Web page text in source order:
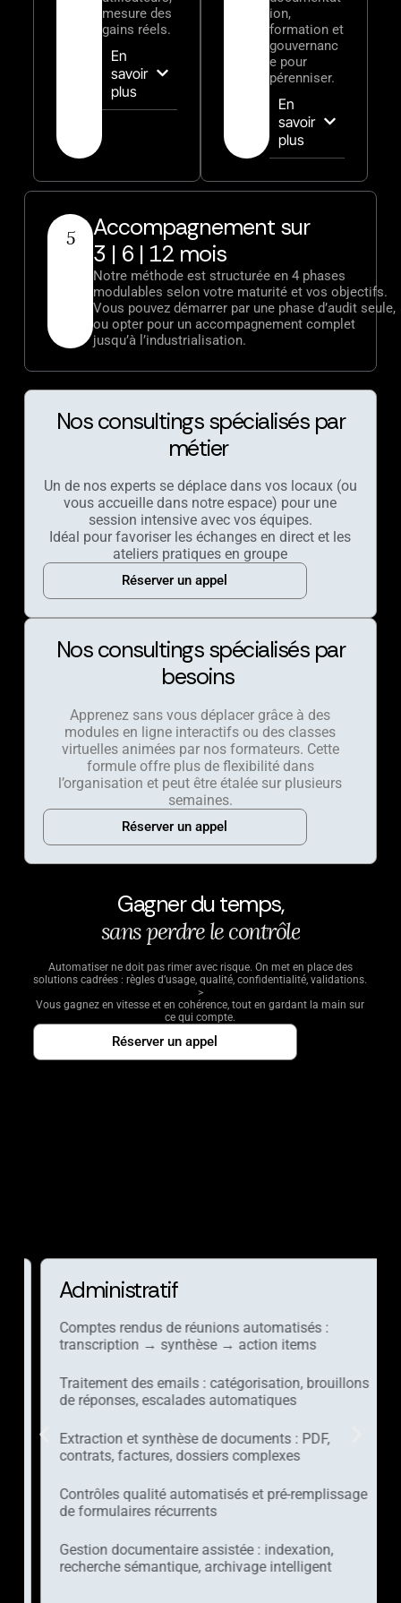
mesure des
gains réels.
En
savoir
plus
ion,
formation et
gouvernanc
e pour
pérenniser.
En
savoir
plus
5
Accompagnement sur
3 | 6 | 12 mois
Notre méthode est structurée en 4 phases
modulables selon votre maturité et vos objectifs.
Vous pouvez démarrer par une phase d’audit seule,
ou opter pour un accompagnement complet
jusqu’à l’industrialisation.
Nos consultings spécialisés par
métier
Un de nos experts se déplace dans vos locaux (ou
vous accueille dans notre espace) pour une
session intensive avec vos équipes.
Idéal pour favoriser les échanges en direct et les
ateliers pratiques en groupe
Réserver un appel
Nos consultings spécialisés par
besoins
Apprenez sans vous déplacer grâce à des
modules en ligne interactifs ou des classes
virtuelles animées par nos formateurs. Cette
formule offre plus de flexibilité dans
l’organisation et peut être étalée sur plusieurs
semaines.
Réserver un appel
Gagner du temps,
sansperdre lecontrôle
Automatiser ne doit pas rimer avec risque. On met en place des
solutions cadrées : règles d’usage, qualité, confidentialité, validations.
>
Vous gagnez en vitesse et en cohérence, tout en gardant la main sur
ce qui compte.
Réserver un appel
Administratif
Comptes rendus de réunions automatisés :
transcription → synthèse → action items
Traitement des emails : catégorisation, brouillons
de réponses, escalades automatiques
Extraction et synthèse de documents : PDF,
contrats, factures, dossiers complexes
Contrôles qualité automatisés et pré-remplissage
de formulaires récurrents
Gestion documentaire assistée : indexation,
recherche sémantique, archivage intelligent